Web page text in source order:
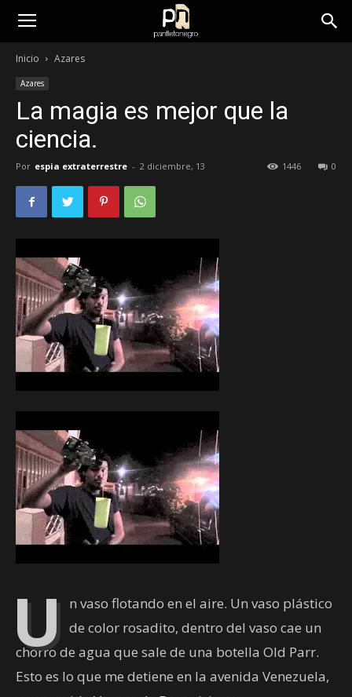
panfletonegro
Inicio Azares
Azares
La magia es mejor que la
ciencia.
Por espia extraterrestre - 2 diciembre, 13 0
1446
U n vaso flotando en el aire. Un vaso plástico
de color rosadito, dentro del vaso cae un
chorro de agua que sale de una botella Old Parr.
Esto es lo que me detiene en la avenida Venezuela,